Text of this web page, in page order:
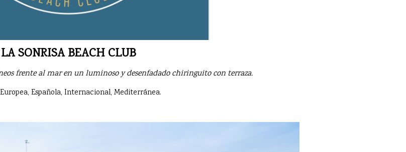
LA SONRISA BEACH CLUB
frente al mar en un luminoso y desenfadado chiringuito con terraza.
Española, Internacional, Mediterránea.